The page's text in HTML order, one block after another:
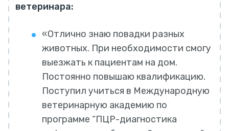
ветеринара:
«Отлично знаю повадки разных
животных. При необходимости смогу
выезжать к пациентам на дом.
Постоянно повышаю квалификацию.
Поступил учиться в Международную
ветеринарную академию по
программе “ПЦР-диагностика